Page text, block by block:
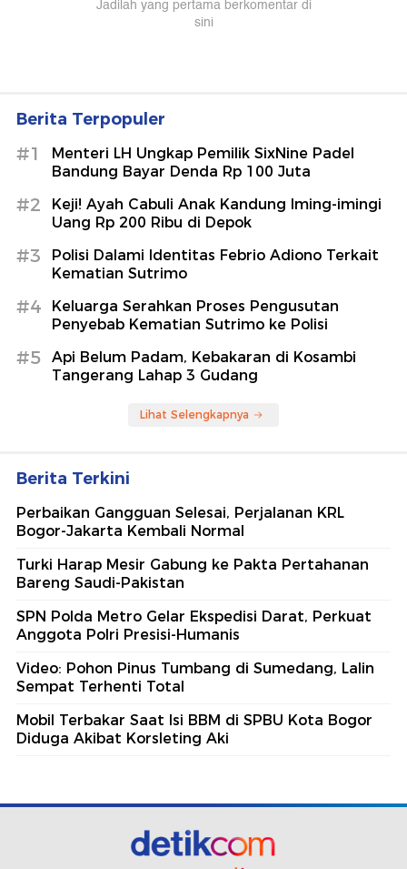
Berita Terpopuler
#1
Menteri LH Ungkap Pemilik SixNine Padel
Bandung Bayar Denda Rp 100 Juta
#2
Keji! Ayah Cabuli Anak Kandung Iming-imingi
Uang Rp 200 Ribu di Depok
#3
Polisi Dalami Identitas Febrio Adiono Terkait
Kematian Sutrimo
#4
Keluarga Serahkan Proses Pengusutan
Penyebab Kematian Sutrimo ke Polisi
#5
Api Belum Padam, Kebakaran di Kosambi
Tangerang Lahap 3 Gudang
Lihat Selengkapnya
Berita Terkini
Perbaikan Gangguan Selesai, Perjalanan KRL
Bogor-Jakarta Kembali Normal
Turki Harap Mesir Gabung ke Pakta Pertahanan
Bareng Saudi-Pakistan
SPN Polda Metro Gelar Ekspedisi Darat, Perkuat
Anggota Polri Presisi-Humanis
Video: Pohon Pinus Tumbang di Sumedang, Lalin
Sempat Terhenti Total
Mobil Terbakar Saat Isi BBM di SPBU Kota Bogor
Diduga Akibat Korsleting Aki